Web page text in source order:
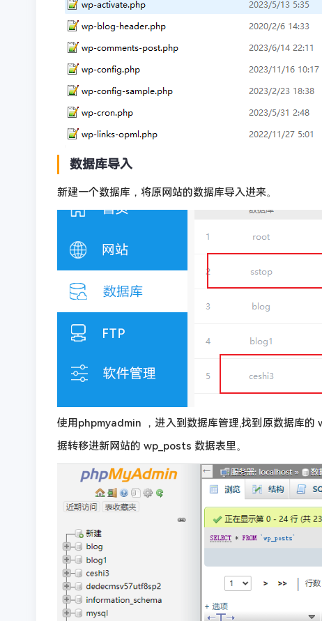
数据库导入
新建一个数据库，将原网站的数据库导入进来。
使用phpmyadmin ，进入到数据库管理,找到原数据库
据转移进新网站的 wp_posts 数据表里。